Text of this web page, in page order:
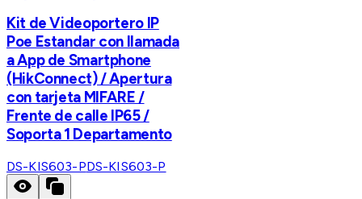
Kit de Videoportero IP
Poe Estandar con llamada
a App de Smartphone
(HikConnect) / Apertura
con tarjeta MIFARE /
Frente de calle IP65 /
Soporta 1 Departamento
DS-KIS603-PDS-KIS603-P